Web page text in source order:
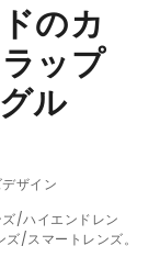
のカ
ップ
ル
ザイン
/ハイエンドレン
/スマートレンズ。